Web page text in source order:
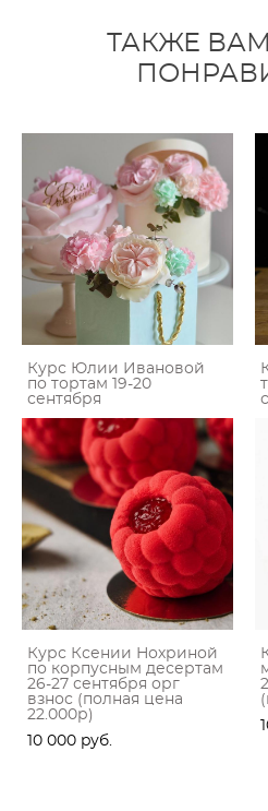
ТАКЖЕ
Курс Юлии Ивановой
по тортам 19-20
сентября
Курс Ксении Нохриной
по корпусным десертам
26-27 сентября орг
взнос (полная цена
22.000р)
10 000 pуб.